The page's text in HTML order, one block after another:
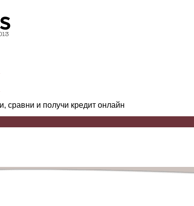
сравни и получи кредит онлайн